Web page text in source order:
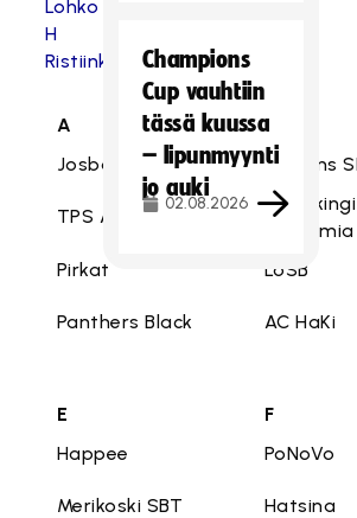
Lohko
H
Ristiinkarsinta
A
B
Josba
Pelicans
TPS Akatemia
Akatemia
Pirkat
LoSB
Panthers Black AC HaKi
E
F
Happee
PoNoVo
Merikoski SBT Hatsina
Champions
Cup vauhtiin
tässä kuussa
– lipunmyynti
jo auki
02.08.2026